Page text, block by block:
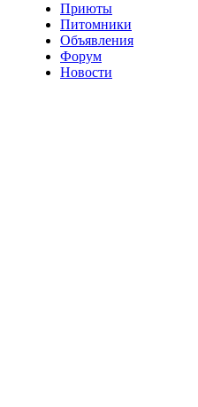
Приюты
Питомники
Объявления
Форум
Новости